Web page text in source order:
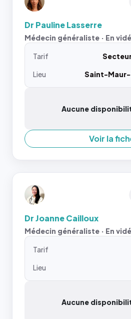
Dr Pauline Lasserre
Médecin généraliste · En
Tarif
Lieu
Saint-
Aucune
Voir la
Dr Joanne Cailloux
Médecin généraliste · En
Tarif
Lieu
Aucune